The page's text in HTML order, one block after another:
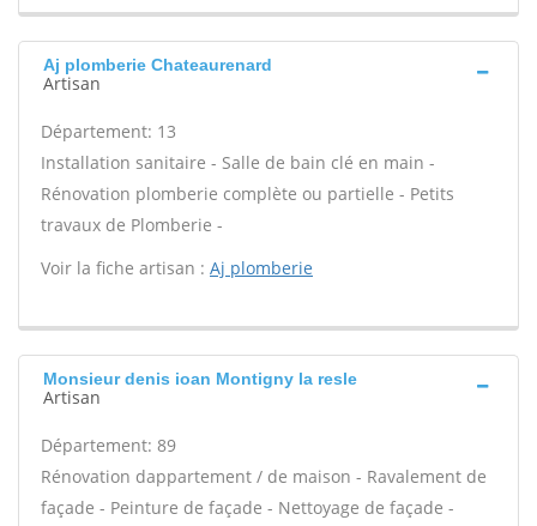
Aj plomberie Chateaurenard
Artisan
Département: 13
Installation sanitaire - Salle de bain clé en main -
Rénovation plomberie complète ou partielle - Petits
travaux de Plomberie -
Voir la fiche artisan : Aj plomberie
Monsieur denis ioan Montigny la resle
Artisan
Département: 89
Rénovation dappartement / de maison - Ravalement de
façade - Peinture de façade - Nettoyage de façade -